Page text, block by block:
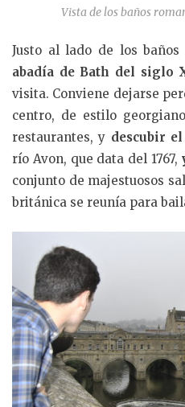
Vista de los baños
Justo al lado de los
abadía de Bath del siglo
visita. Conviene dejarse
centro, de estilo
restaurantes, y descubir
río Avon, que data del 1767,
conjunto de majestuosos
británica se reunía para